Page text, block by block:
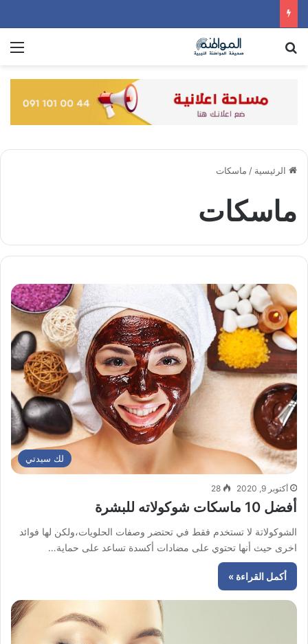
الرئيسية / ماسكات
ماسكات
لك سيدتي
أكتوبر 9, 2020 28
أفضل 10 ماسكات شوكولاته للبشرة
الشوكولاتة لا تستخدم فقط في تحتضر وصفات الحلويات،ولكن لها فوائد
اخرى حيث أنها تحتوي على مضادات أكسدة تساعد على حماية…
أكمل القراءة »